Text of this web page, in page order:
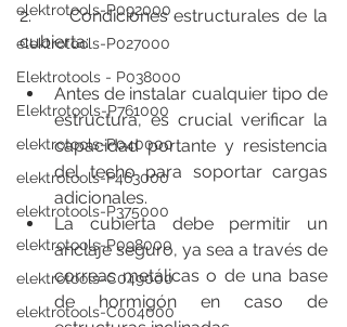
elektrotools-P092000
elektrotools-P027000
Elektrotools - P038000
Elektrotools-P761000
elektrotools-P040000
elektrotools-P463000
elektrotools-P375000
elektrotools-P098000
elektrotools-C049000
elektrotools-C004000
2.      Condiciones estructurales de la
cubierta:
Antes de instalar cualquier tipo de
estructura, es crucial verificar la
capacidad portante y resistencia
del techo para soportar cargas
adicionales.
La cubierta debe permitir un
anclaje seguro, ya sea a través de
correas metálicas o de una base
de hormigón en caso de